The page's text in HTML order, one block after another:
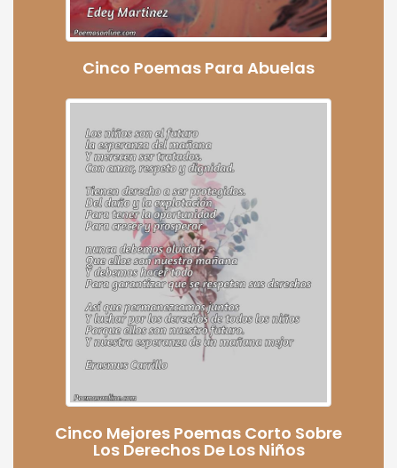
Cinco Poemas Para Abuelas
Cinco Mejores Poemas Corto Sobre
Los Derechos De Los Niños